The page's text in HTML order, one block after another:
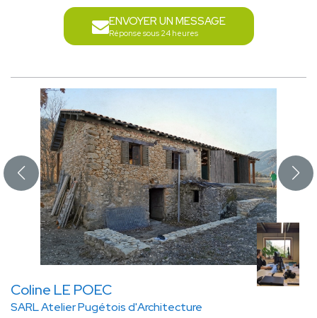
ENVOYER UN MESSAGE
Réponse sous 24 heures
Coline LE POEC
SARL Atelier Pugétois d'Architecture